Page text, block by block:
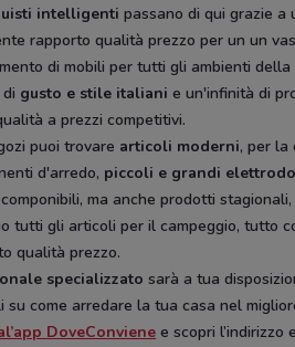
intelligenti passano di qui grazie a
rapporto qualità prezzo per un un
di mobili per tutti gli ambienti della
gusto e stile italiani e un'infinità di
a prezzi competitivi.
puoi trovare articoli moderni, per la
d'arredo, piccoli e grandi
ma anche prodotti stagionali,
tutti gli articoli per il campeggio, tutto
qualità prezzo.
specializzato sarà a tua
su come arredare la tua casa nel
DoveConviene e scopri l’indirizzo